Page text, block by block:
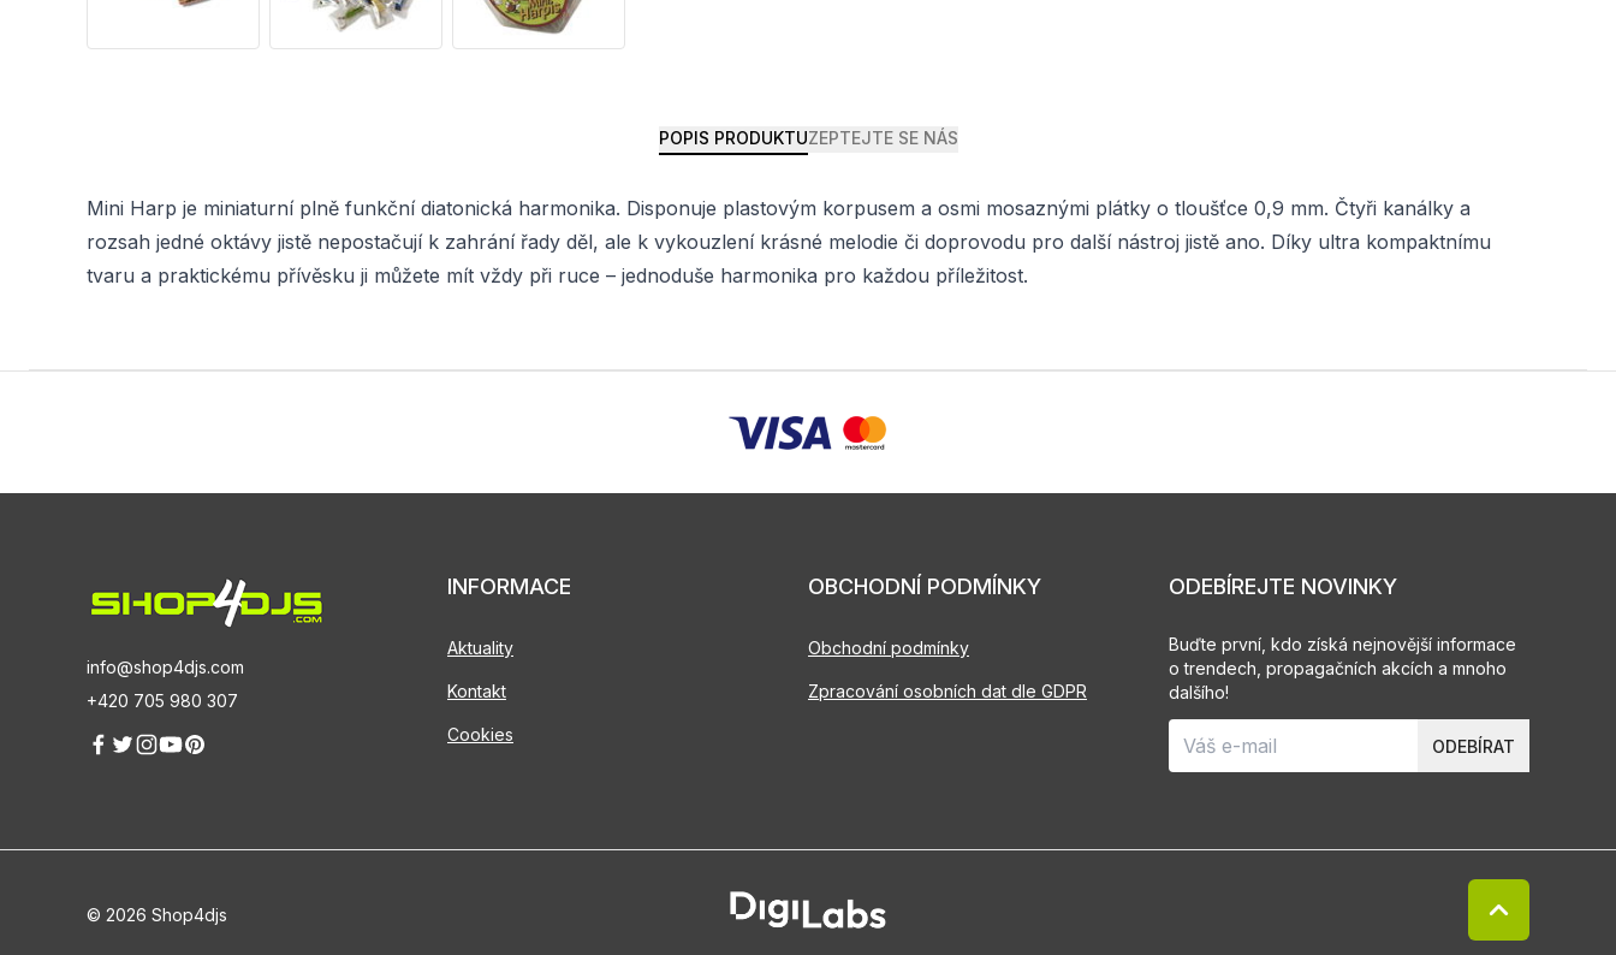
POPIS PRODUKTUZEPTEJTE SE NÁS
Mini Harp je miniaturní plně funkční diatonická harmonika. Disponuje plastovým korpusem a osmi mosaznými plátky o tloušťce 0,9 mm. Čtyři kanálky a
rozsah jedné oktávy jistě nepostačují k zahrání řady děl, ale k vykouzlení krásné melodie či doprovodu pro další nástroj jistě ano. Díky ultra kompaktnímu
tvaru a praktickému přívěsku ji můžete mít vždy při ruce – jednoduše harmonika pro každou příležitost.
info@shop4djs.com
+420 705 980 307
INFORMACE
Aktuality
Kontakt
Cookies
OBCHODNÍ PODMÍNKY
Obchodní podmínky
Zpracování osobních dat dle GDPR
ODEBÍREJTE NOVINKY
Buďte první, kdo získá nejnovější informace
o trendech, propagačních akcích a mnoho
dalšího!
ODEBÍRAT
© 2026 Shop4djs